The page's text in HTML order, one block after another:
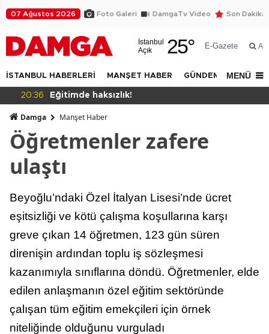
07 Ağustos 2026 Foto Galeri DamgaTv Video Son Dakika
İstanbul
Açık
25° E-Gazete Ara
İSTANBUL HABERLERİ MANŞET HABER GÜNDEM DÜNYA
MENÜ
20:36 Eğitimde haksızlık!
Damga Manşet Haber
Öğretmenler zafere
ulaştı
Beyoğlu’ndaki Özel İtalyan Lisesi’nde ücret
eşitsizliği ve kötü çalışma koşullarına karşı
greve çıkan 14 öğretmen, 123 gün süren
direnişin ardından toplu iş sözleşmesi
kazanımıyla sınıflarına döndü. Öğretmenler, elde
edilen anlaşmanın özel eğitim sektöründe
çalışan tüm eğitim emekçileri için örnek
niteliğinde olduğunu vurguladı